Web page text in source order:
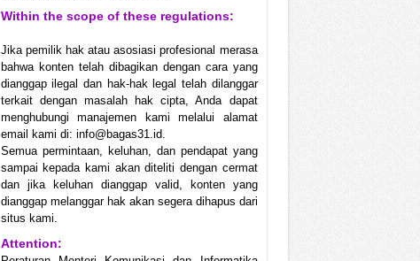
Within the scope of these regulations:
Jika pemilik hak atau asosiasi profesional merasa
bahwa konten telah dibagikan dengan cara yang
dianggap ilegal dan hak-hak legal telah dilanggar
terkait dengan masalah hak cipta, Anda dapat
menghubungi manajemen kami melalui alamat
email kami di: info@bagas31.id.
Semua permintaan, keluhan, dan pendapat yang
sampai kepada kami akan diteliti dengan cermat
dan jika keluhan dianggap valid, konten yang
dianggap melanggar hak akan segera dihapus dari
situs kami.
Attention: